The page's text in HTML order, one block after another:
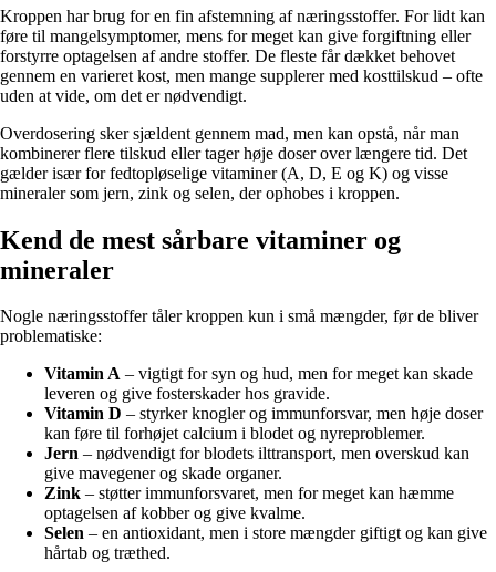
Kroppen har brug for en fin afstemning af næringsstoffer. For lidt kan
føre til mangelsymptomer, mens for meget kan give forgiftning eller
forstyrre optagelsen af andre stoffer. De fleste får dækket behovet
gennem en varieret kost, men mange supplerer med kosttilskud – ofte
uden at vide, om det er nødvendigt.
Overdosering sker sjældent gennem mad, men kan opstå, når man
kombinerer flere tilskud eller tager høje doser over længere tid. Det
gælder især for fedtopløselige vitaminer (A, D, E og K) og visse
mineraler som jern, zink og selen, der ophobes i kroppen.
Kend de mest sårbare vitaminer og
mineraler
Nogle næringsstoffer tåler kroppen kun i små mængder, før de bliver
problematiske:
Vitamin A – vigtigt for syn og hud, men for meget kan skade
leveren og give fosterskader hos gravide.
Vitamin D – styrker knogler og immunforsvar, men høje doser
kan føre til forhøjet calcium i blodet og nyreproblemer.
Jern – nødvendigt for blodets ilttransport, men overskud kan
give mavegener og skade organer.
Zink – støtter immunforsvaret, men for meget kan hæmme
optagelsen af kobber og give kvalme.
Selen – en antioxidant, men i store mængder giftigt og kan give
hårtab og træthed.